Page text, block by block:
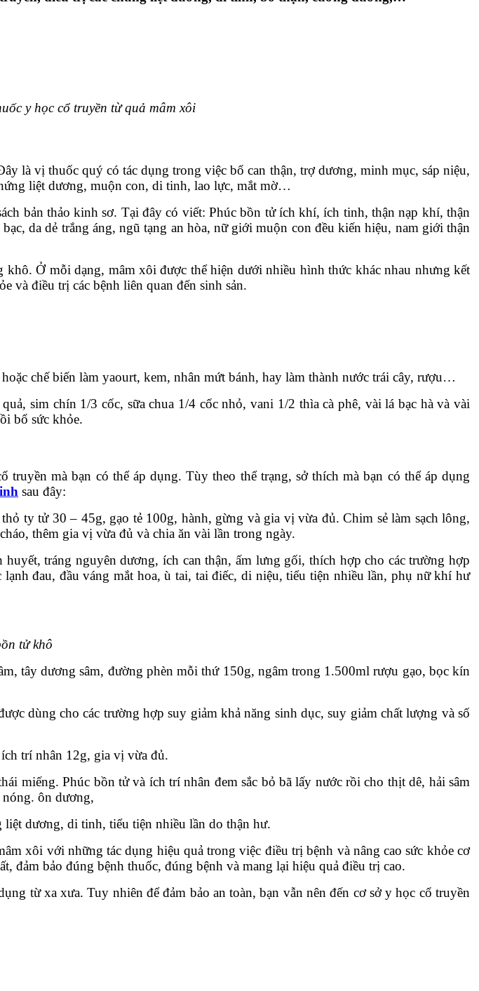
y học cổ truyền từ quả mâm xôi
là vị thuốc quý có tác dụng trong việc bổ can thận, trợ dương, minh mục, sáp niệu,
liệt dương, muộn con, di tinh, lao lực, mắt mờ…
bản thảo kinh sơ. Tại đây có viết: Phúc bồn tử ích khí, ích tinh, thận nạp khí, thận
da dẻ trắng áng, ngũ tạng an hòa, nữ giới muộn con đều kiến hiệu, nam giới thận
Ở mỗi dạng, mâm xôi được thể hiện dưới nhiều hình thức khác nhau nhưng kết
và điều trị các bệnh liên quan đến sinh sản.
chế biến làm yaourt, kem, nhân mứt bánh, hay làm thành nước trái cây, rượu…
sim chín 1/3 cốc, sữa chua 1/4 cốc nhỏ, vani 1/2 thìa cà phê, vài lá bạc hà và vài
bổ sức khỏe.
mà bạn có thể áp dụng. Tùy theo thể trạng, sở thích mà bạn có thể áp dụng
sau đây:
ty tử 30 – 45g, gạo tẻ 100g, hành, gừng và gia vị vừa đủ. Chim sẻ làm sạch lông,
thêm gia vị vừa đủ và chia ăn vài lần trong ngày.
tráng nguyên dương, ích can thận, ấm lưng gối, thích hợp cho các trường hợp
đau, đầu váng mắt hoa, ù tai, tai điếc, di niệu, tiểu tiện nhiều lần, phụ nữ khí hư
tử khô
tây dương sâm, đường phèn mỗi thứ 150g, ngâm trong 1.500ml rượu gạo, bọc kín
dùng cho các trường hợp suy giảm khả năng sinh dục, suy giảm chất lượng và số
trí nhân 12g, gia vị vừa đủ.
miếng. Phúc bồn tử và ích trí nhân đem sắc bỏ bã lấy nước rồi cho thịt dê, hải sâm
ôn dương,
dương, di tinh, tiểu tiện nhiều lần do thận hư.
xôi với những tác dụng hiệu quả trong việc điều trị bệnh và nâng cao sức khỏe cơ
đảm bảo đúng bệnh thuốc, đúng bệnh và mang lại hiệu quả điều trị cao.
từ xa xưa. Tuy nhiên để đảm bảo an toàn, bạn vẫn nên đến cơ sở y học cổ truyền